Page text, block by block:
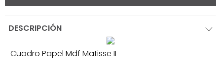
DESCRIPCIÓN
Cuadro Papel Mdf Matisse II